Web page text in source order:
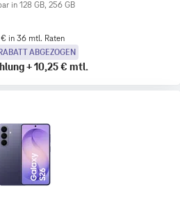
in 128 GB, 256 GB
in 36 mtl. Raten
ABGEZOGEN
+10,25 € mtl.